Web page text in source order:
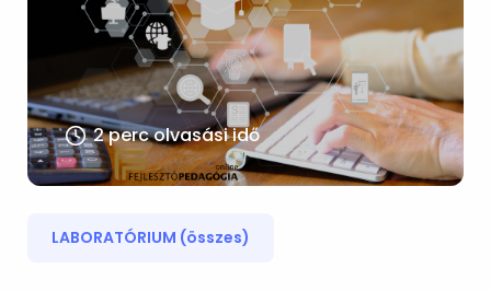
2 perc olvasási idő
LABORATÓRIUM (összes)